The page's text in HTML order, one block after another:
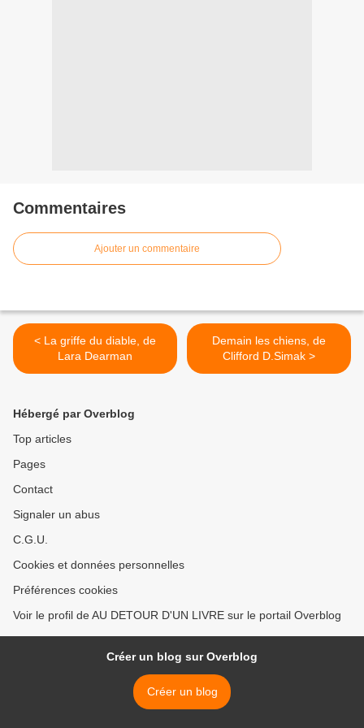
Commentaires
Ajouter un commentaire
< La griffe du diable, de
Lara Dearman
Demain les chiens, de
Clifford D.Simak >
Hébergé par Overblog
Top articles
Pages
Contact
Signaler un abus
C.G.U.
Cookies et données personnelles
Préférences cookies
Voir le profil de AU DETOUR D'UN LIVRE sur le portail Overblog
Créer un blog sur Overblog
Créer un blog